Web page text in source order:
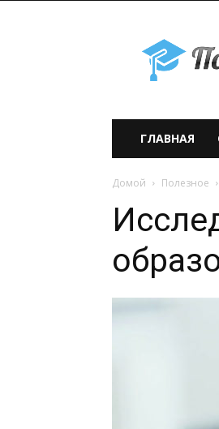
практике» —
учебно-
ГЛАВНАЯ
Домой Полезное